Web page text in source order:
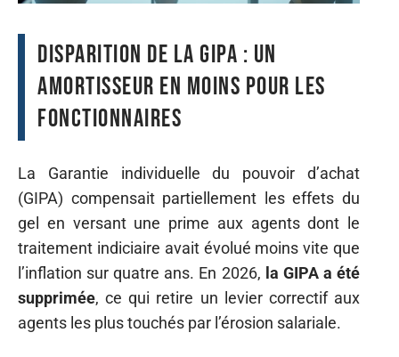
Disparition de la GIPA : un
amortisseur en moins pour les
fonctionnaires
La Garantie individuelle du pouvoir d’achat
(GIPA) compensait partiellement les effets du
gel en versant une prime aux agents dont le
traitement indiciaire avait évolué moins vite que
l’inflation sur quatre ans. En 2026, la GIPA a été
supprimée, ce qui retire un levier correctif aux
agents les plus touchés par l’érosion salariale.